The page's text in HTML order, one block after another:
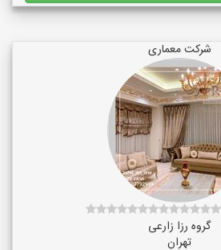
شرکت معماری
گروه رزا زارعی
تهران